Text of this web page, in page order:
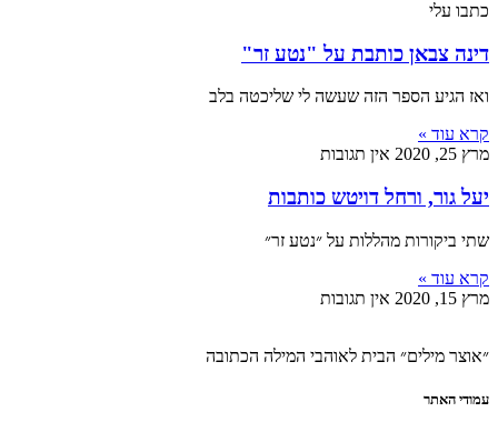
כתבו עלי
דינה צבאן כותבת על "נטע זר"
ואז הגיע הספר הזה שעשה לי שליכטה בלב
קרא עוד »
מרץ 25, 2020
אין תגובות
יעל גור, ורחל דויטש כותבות
שתי ביקורות מהללות על ״נטע זר״
קרא עוד »
מרץ 15, 2020
אין תגובות
״אוצר מילים״ הבית לאוהבי המילה הכתובה
עמודי האתר